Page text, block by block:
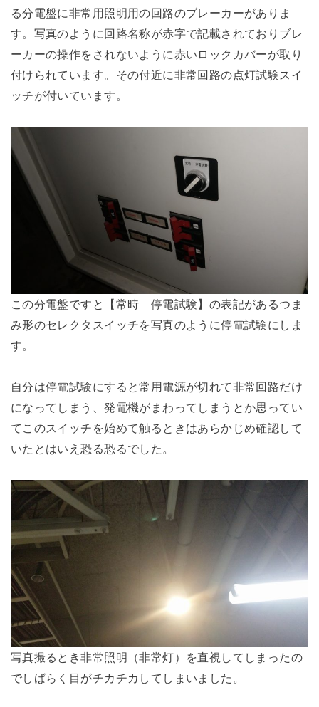
る分電盤に非常用照明用の回路のブレーカーがありま
す。写真のように回路名称が赤字で記載されておりブレ
ーカーの操作をされないように赤いロックカバーが取り
付けられています。その付近に非常回路の点灯試験スイ
ッチが付いています。
この分電盤ですと【常時 停電試験】の表記があるつま
み形のセレクタスイッチを写真のように停電試験にしま
す。
自分は停電試験にすると常用電源が切れて非常回路だけ
になってしまう、発電機がまわってしまうとか思ってい
てこのスイッチを始めて触るときはあらかじめ確認して
いたとはいえ恐る恐るでした。
写真撮るとき非常照明（非常灯）を直視してしまったの
でしばらく目がチカチカしてしまいました。